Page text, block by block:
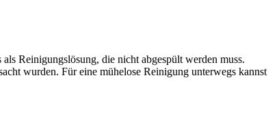
Reinigungslösung, die nicht abgespült werden muss.
wurden. Für eine mühelose Reinigung unterwegs kannst